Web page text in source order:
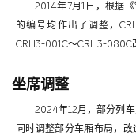
2014年7月1日，根据
的编号均作出了调整，
CRH3-001C～CRH3-080C
坐席调整
2024年12月，部分列
同时调整部分车厢布局，